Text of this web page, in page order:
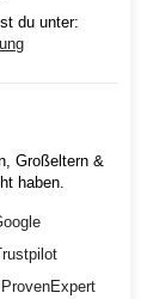
du unter:
Großeltern &
haben.